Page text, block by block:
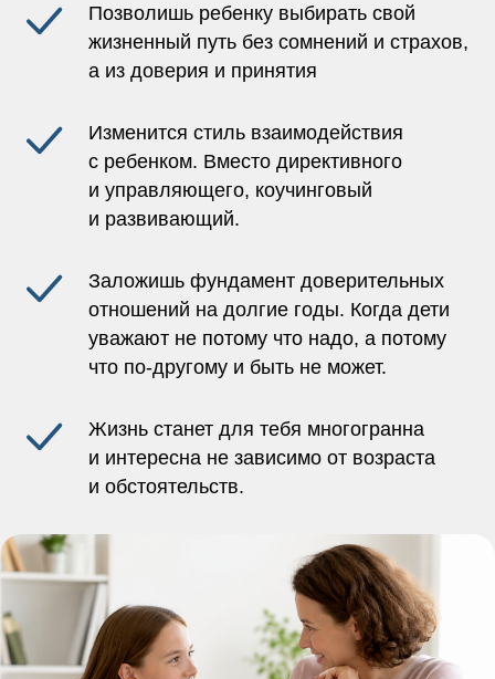
Позволишь ребенку выбирать свой
жизненный путь без сомнений и страхов,
а из доверия и принятия
Изменится стиль взаимодействия
с ребенком. Вместо директивного
и управляющего, коучинговый
и развивающий.
Заложишь фундамент доверительных
отношений на долгие годы. Когда дети
уважают не потому что надо, а потому
что по-другому и быть не может.
Жизнь станет для тебя многогранна
и интересна не зависимо от возраста
и обстоятельств.